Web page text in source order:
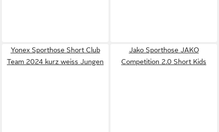
Yonex Sporthose Short Club
Team 2024 kurz weiss Jungen
Jako Sporthose JAKO
Competition 2.0 Short Kids